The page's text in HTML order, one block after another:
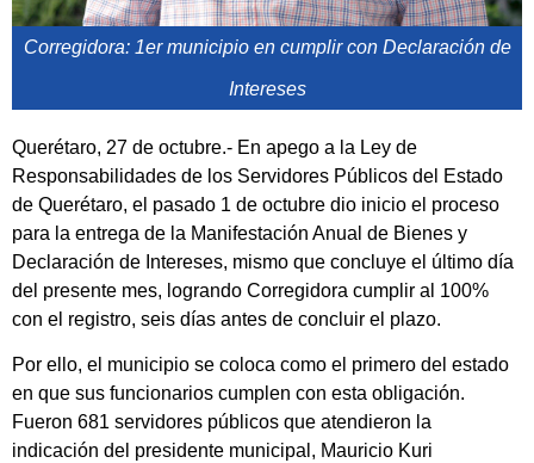
Corregidora: 1er municipio en cumplir con Declaración de
Intereses
Querétaro, 27 de octubre.- En apego a la Ley de
Responsabilidades de los Servidores Públicos del Estado
de Querétaro, el pasado 1 de octubre dio inicio el proceso
para la entrega de la Manifestación Anual de Bienes y
Declaración de Intereses, mismo que concluye el último día
del presente mes, logrando Corregidora cumplir al 100%
con el registro, seis días antes de concluir el plazo.
Por ello, el municipio se coloca como el primero del estado
en que sus funcionarios cumplen con esta obligación.
Fueron 681 servidores públicos que atendieron la
indicación del presidente municipal, Mauricio Kuri